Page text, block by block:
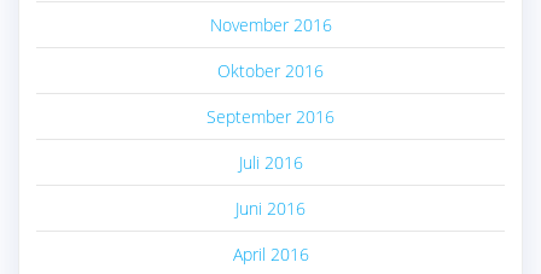
November 2016
Oktober 2016
September 2016
Juli 2016
Juni 2016
April 2016